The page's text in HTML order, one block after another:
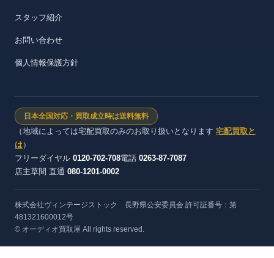
スタッフ紹介
お問い合わせ
個人情報保護方針
日本全国対応・買取成立時は送料無料
（地域によっては宅配買取のみのお取り扱いとなります 宅配買取と
は）
フリーダイヤル 0120-702-708電話 0263-87-7087
店主草間 直通 080-1201-0002
株式会社ヴィンテージストック 長野県公安委員会 許可証番号：第
481321600012号
© オーディオ買取屋 All rights reserved.